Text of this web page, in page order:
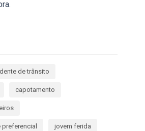
de trânsito
capotamento
jovem ferida